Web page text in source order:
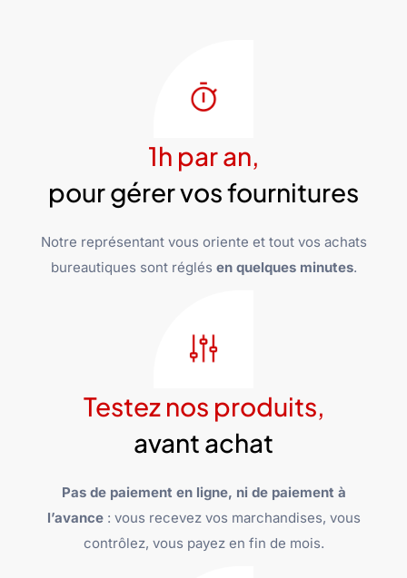
1h par an,
pour gérer vos fournitures
Notre représentant vous oriente et tout vos achats
bureautiques sont réglés en quelques minutes.
Testez nos produits,
avant achat
Pas de paiement en ligne, ni de paiement à
l’avance: vous recevez vos marchandises, vous
contrôlez, vous payez en fin de mois.